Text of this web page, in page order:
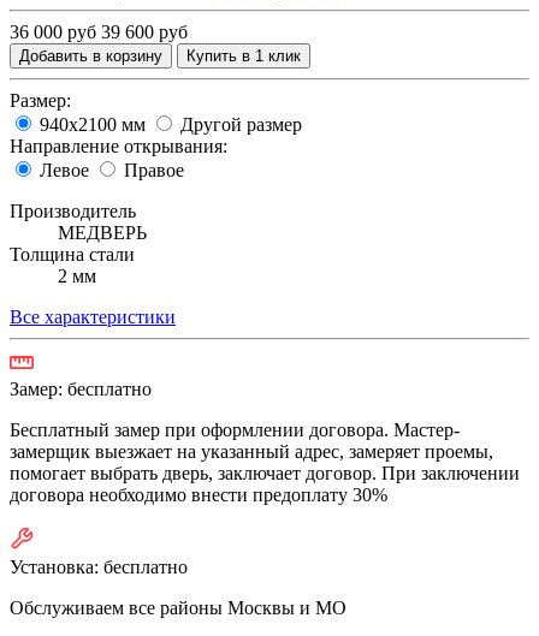
36 000 руб 39 600 руб
Добавить в корзину Купить в 1 клик
Размер:
940х2100 мм
Другой размер
Направление открывания:
Левое
Правое
Производитель
МЕДВЕРЬ
Толщина стали
2 мм
Все характеристики
Замер: бесплатно
Бесплатный замер при оформлении договора. Мастер-
замерщик выезжает на указанный адрес, замеряет проемы,
помогает выбрать дверь, заключает договор. При заключении
договора необходимо внести предоплату 30%
Установка: бесплатно
Обслуживаем все районы Москвы и МО